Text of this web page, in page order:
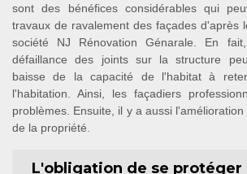
sont des bénéfices considérables qui
travaux de ravalement des façades d'après
société NJ Rénovation Génarale. En
défaillance des joints sur la structure
baisse de la capacité de l'habitat à
l'habitation. Ainsi, les façadiers
problèmes. Ensuite, il y a aussi
de la propriété.
L'obligation de se protéger